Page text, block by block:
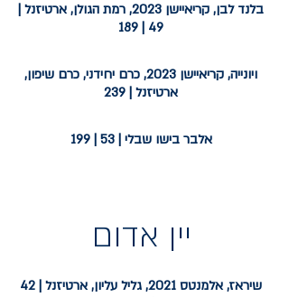
בלנד לבן, קריאיישן 2023, רמת הגולן, ארטיזנל |
49 | 189
ויונייה, קריאיישן 2023, כרם יחידני, כרם שיפון,
ארטיזנל | 239
אלבר בישו שבלי | 53 | 199
יין אדום
שיראז, אלמנטס 2021, גליל עליון, ארטיזנל | 42